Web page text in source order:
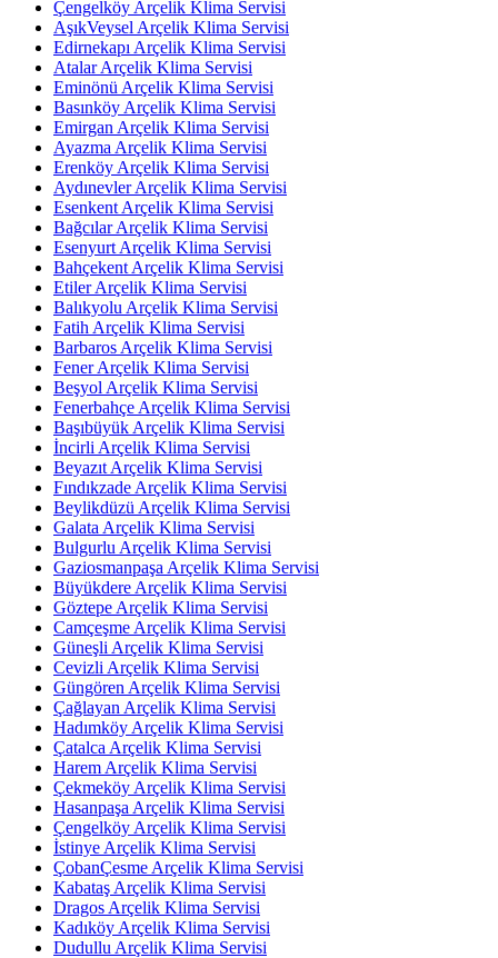
Çengelköy Arçelik Klima Servisi
AşıkVeysel Arçelik Klima Servisi
Edirnekapı Arçelik Klima Servisi
Atalar Arçelik Klima Servisi
Eminönü Arçelik Klima Servisi
Basınköy Arçelik Klima Servisi
Emirgan Arçelik Klima Servisi
Ayazma Arçelik Klima Servisi
Erenköy Arçelik Klima Servisi
Aydınevler Arçelik Klima Servisi
Esenkent Arçelik Klima Servisi
Bağcılar Arçelik Klima Servisi
Esenyurt Arçelik Klima Servisi
Bahçekent Arçelik Klima Servisi
Etiler Arçelik Klima Servisi
Balıkyolu Arçelik Klima Servisi
Fatih Arçelik Klima Servisi
Barbaros Arçelik Klima Servisi
Fener Arçelik Klima Servisi
Beşyol Arçelik Klima Servisi
Fenerbahçe Arçelik Klima Servisi
Başıbüyük Arçelik Klima Servisi
İncirli Arçelik Klima Servisi
Beyazıt Arçelik Klima Servisi
Fındıkzade Arçelik Klima Servisi
Beylikdüzü Arçelik Klima Servisi
Galata Arçelik Klima Servisi
Bulgurlu Arçelik Klima Servisi
Gaziosmanpaşa Arçelik Klima Servisi
Büyükdere Arçelik Klima Servisi
Göztepe Arçelik Klima Servisi
Camçeşme Arçelik Klima Servisi
Güneşli Arçelik Klima Servisi
Cevizli Arçelik Klima Servisi
Güngören Arçelik Klima Servisi
Çağlayan Arçelik Klima Servisi
Hadımköy Arçelik Klima Servisi
Çatalca Arçelik Klima Servisi
Harem Arçelik Klima Servisi
Çekmeköy Arçelik Klima Servisi
Hasanpaşa Arçelik Klima Servisi
Çengelköy Arçelik Klima Servisi
İstinye Arçelik Klima Servisi
ÇobanÇesme Arçelik Klima Servisi
Kabataş Arçelik Klima Servisi
Dragos Arçelik Klima Servisi
Kadıköy Arçelik Klima Servisi
Dudullu Arçelik Klima Servisi